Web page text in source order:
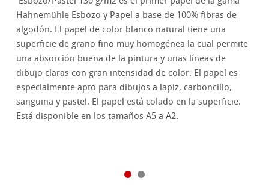
Hahnemühle Esbozo y Papel a base de 100% fibras de
algodón. El papel de color blanco natural tiene una
superficie de grano fino muy homogénea la cual permite
una absorción buena de la pintura y unas líneas de
dibujo claras con gran intensidad de color. El papel es
especialmente apto para dibujos a lapiz, carboncillo,
sanguina y pastel. El papel está colado en la superficie.
Está disponible en los tamaños A5 a A2.